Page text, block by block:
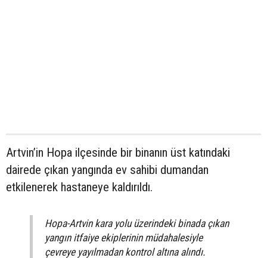
Artvin’in Hopa ilçesinde bir binanın üst katındaki
dairede çıkan yangında ev sahibi dumandan
etkilenerek hastaneye kaldırıldı.
Hopa-Artvin kara yolu üzerindeki binada çıkan
yangın itfaiye ekiplerinin müdahalesiyle
çevreye yayılmadan kontrol altına alındı.